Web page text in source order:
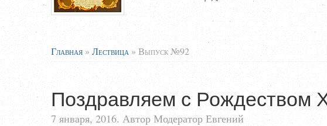
Главная » Лествица » Выпуск №92
Поздравляем с Рождеством
7 января, 2016. Автор Модератор Евгений